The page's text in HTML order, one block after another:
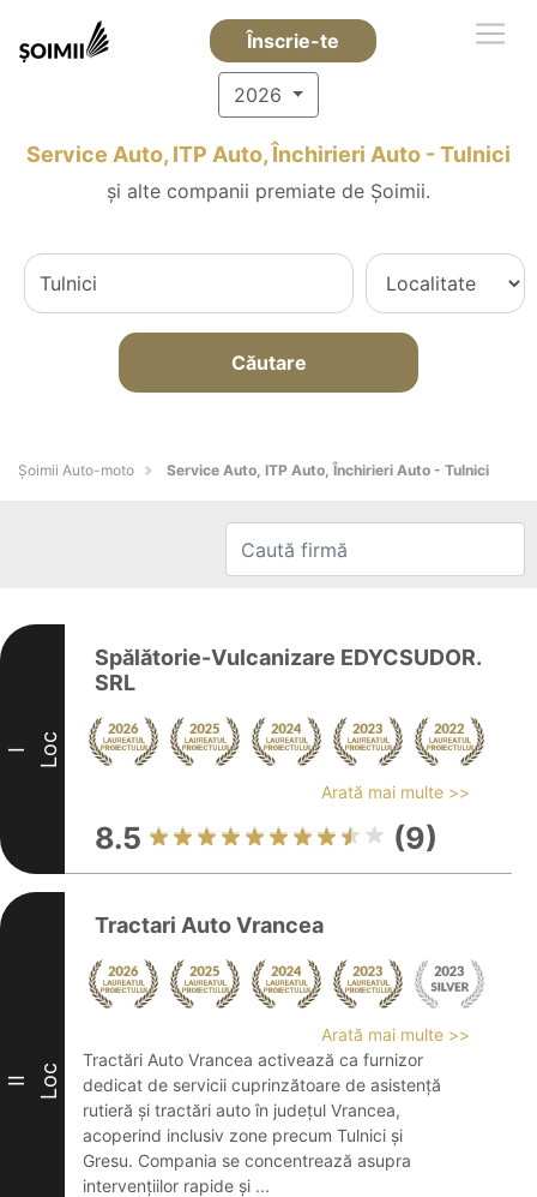
Înscrie-te
2026
Service Auto, ITP Auto, Închirieri Auto - Tulnici
și alte companii premiate de Șoimii.
Căutare
Șoimii Auto-moto Service Auto, ITP Auto, Închirieri Auto - Tulnici
I Loc
Spălătorie-Vulcanizare EDYCSUDOR.
SRL
Arată mai multe >>
8.5 (9)
II Loc
Tractari Auto Vrancea
Arată mai multe >>
Tractări Auto Vrancea activează ca furnizor
dedicat de servicii cuprinzătoare de asistență
rutieră și tractări auto în județul Vrancea,
acoperind inclusiv zone precum Tulnici și
Gresu. Compania se concentrează asupra
intervențiilor rapide și ...